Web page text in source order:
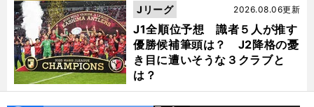
J1全順位予想 識者５人が推す
優勝候補筆頭は？ J2降格の憂
き目に遭いそうな３クラブと
は？
2026.08.06更新
Jリーグ